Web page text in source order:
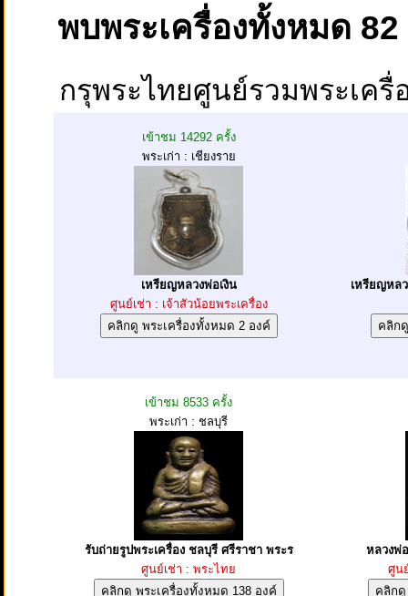
พบพระเครื่องทั้งหมด 82
กรุพระไทยศูนย์รวมพระเครื่
เข้าชม 14292 ครั้ง
พระเก่า : เชียงราย
เหรียญหลวงพ่อเงิน
ศูนย์เช่า : เจ้าสัวน้อยพระเครื่อง
เหรียญหล
เข้าชม 8533 ครั้ง
พระเก่า : ชลบุรี
รับถ่ายรูปพระเครื่อง ชลบุรี ศรีราชา พระร
ศูนย์เช่า : พระไทย
หลวงพ่
ศูน